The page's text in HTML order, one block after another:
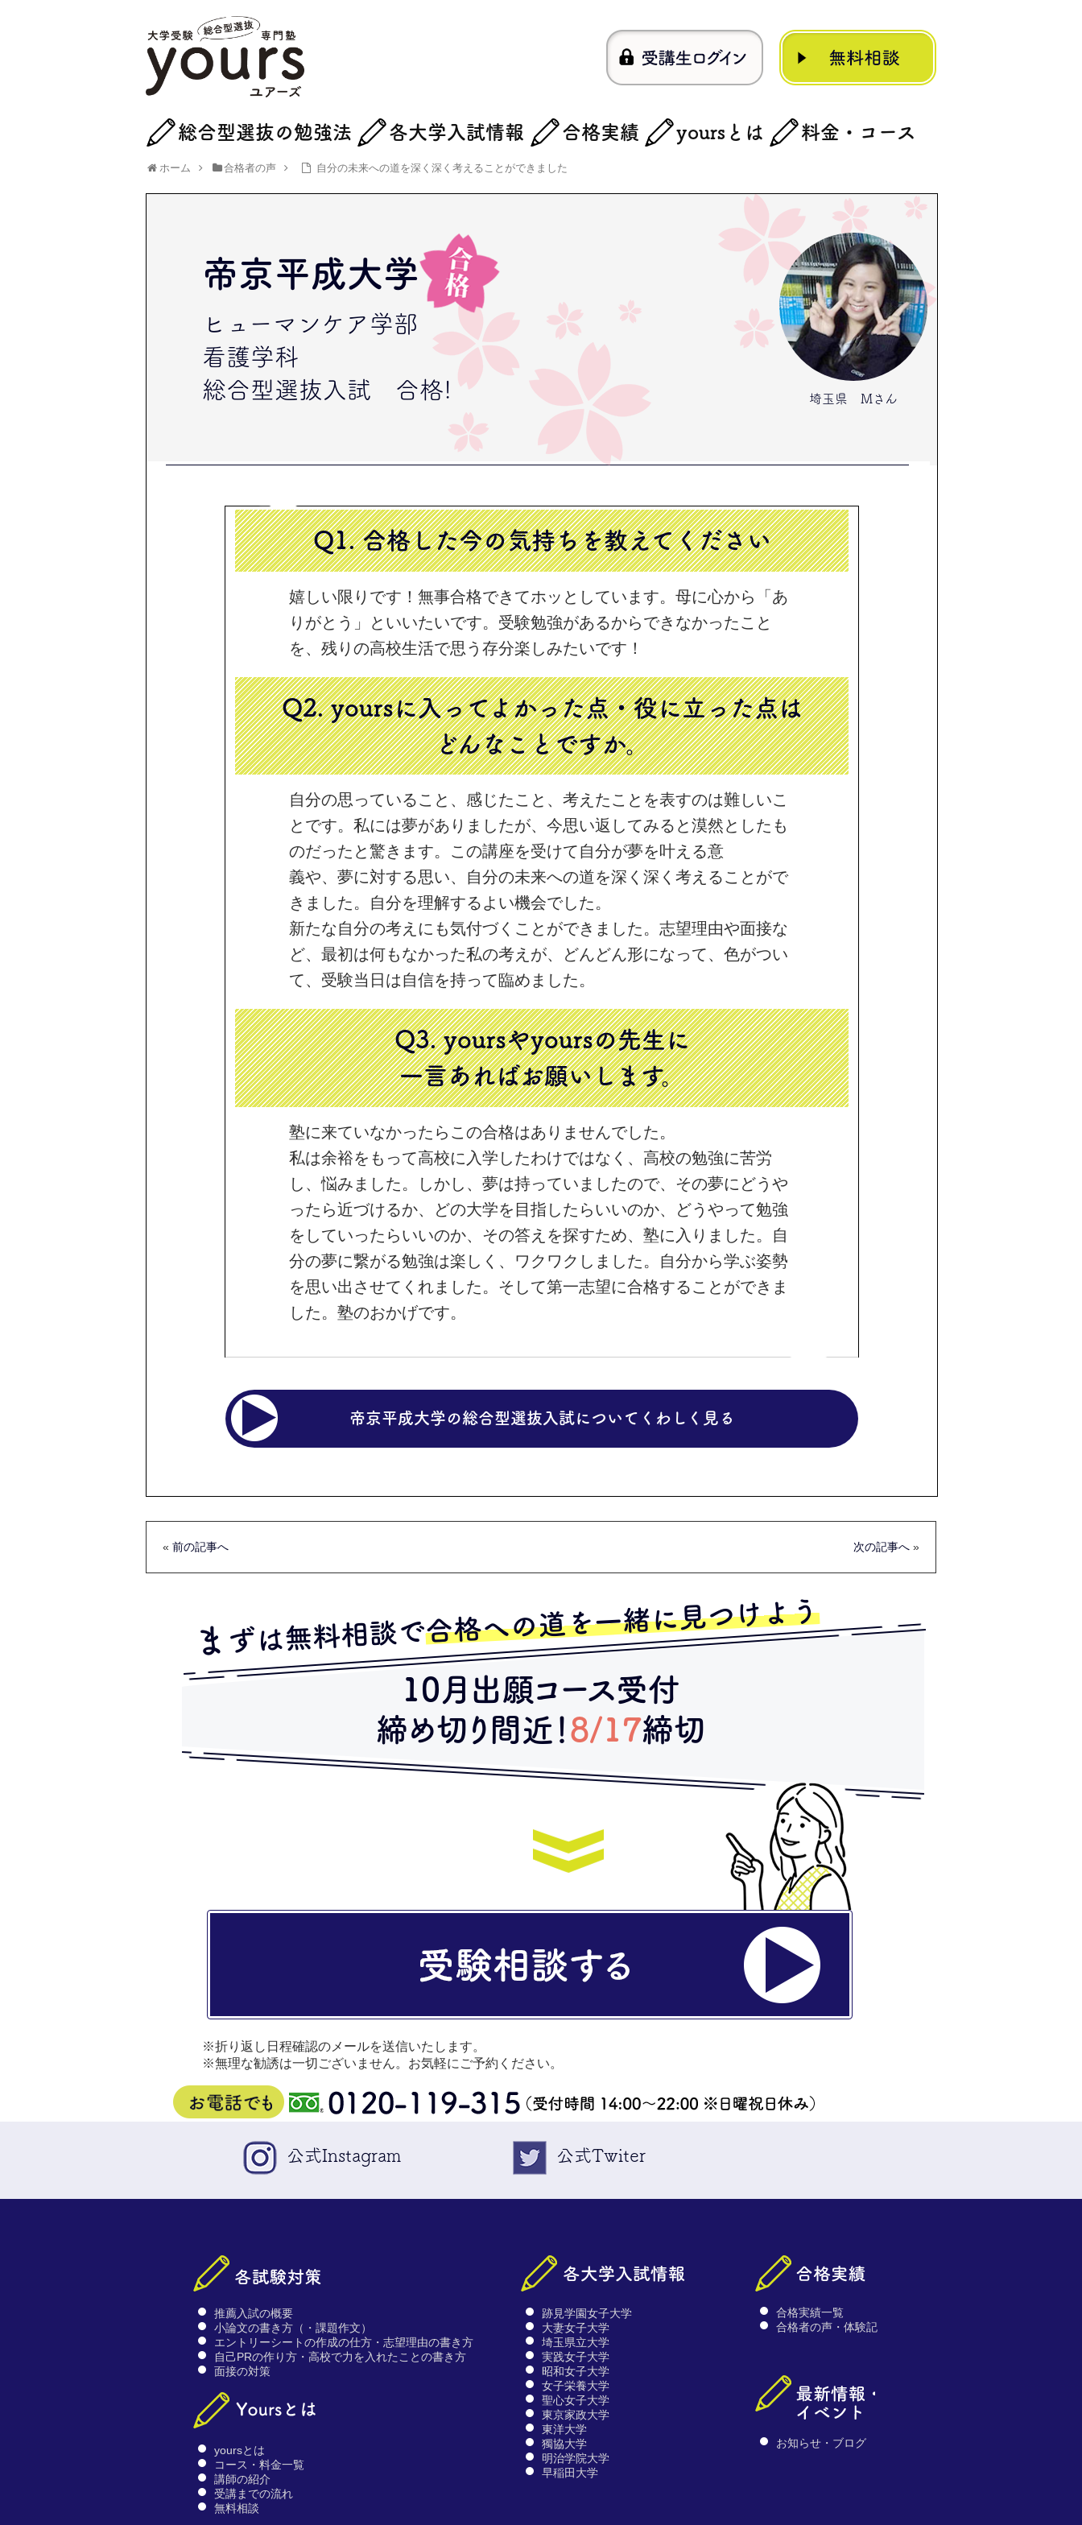
総合型選抜の勉強法 各大学入試情報 合格実績 yoursとは 料金・コース
ホーム 合格者の声 自分の未来への道を深く深く考えることができました
帝京平成大学
ヒューマンケア学部
看護学科
総合型選抜入試 合格!
埼玉県 Mさん
Q1. 合格した今の気持ちを教えてください
嬉しい限りです！無事合格できてホッとしています。母に心から「あ
りがとう」といいたいです。受験勉強があるからできなかったこと
を、残りの高校生活で思う存分楽しみたいです！
Q2. yoursに入ってよかった点・役に立った点は
どんなことですか。
自分の思っていること、感じたこと、考えたことを表すのは難しいこ
とです。私には夢がありましたが、今思い返してみると漠然としたも
のだったと驚きます。この講座を受けて自分が夢を叶える意
義や、夢に対する思い、自分の未来への道を深く深く考えることがで
きました。自分を理解するよい機会でした。
新たな自分の考えにも気付づくことができました。志望理由や面接な
ど、最初は何もなかった私の考えが、どんどん形になって、色がつい
て、受験当日は自信を持って臨めました。
Q3. yoursやyoursの先生に
一言あればお願いします。
塾に来ていなかったらこの合格はありませんでした。
私は余裕をもって高校に入学したわけではなく、高校の勉強に苦労
し、悩みました。しかし、夢は持っていましたので、その夢にどうや
ったら近づけるか、どの大学を目指したらいいのか、どうやって勉強
をしていったらいいのか、その答えを探すため、塾に入りました。自
分の夢に繋がる勉強は楽しく、ワクワクしました。自分から学ぶ姿勢
を思い出させてくれました。そして第一志望に合格することができま
した。塾のおかげです。
帝京平成大学の総合型選抜入試についてくわしく見る
« 前の記事へ 次の記事へ »
ま ずは無料相談で合格への道を一緒に見つけよう
10月出願コース受付
締め切り間近！ 8/17締切
※折り返し日程確認のメールを送信いたします。
※無理な勧誘は一切ございません。お気軽にご予約ください。
公式Instagram 公式Twiter
推薦入試の概要
小論文の書き方（・課題作文）
エントリーシートの作成の仕方・志望理由の書き方
自己PRの作り方・高校で力を入れたことの書き方
面接の対策
yoursとは
コース・料金一覧
講師の紹介
受講までの流れ
無料相談
跡見学園女子大学
大妻女子大学
埼玉県立大学
実践女子大学
昭和女子大学
女子栄養大学
聖心女子大学
東京家政大学
東洋大学
獨協大学
明治学院大学
早稲田大学
合格実績一覧
合格者の声・体験記
お知らせ・ブログ